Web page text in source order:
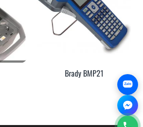
Brady BMP21
Zalo